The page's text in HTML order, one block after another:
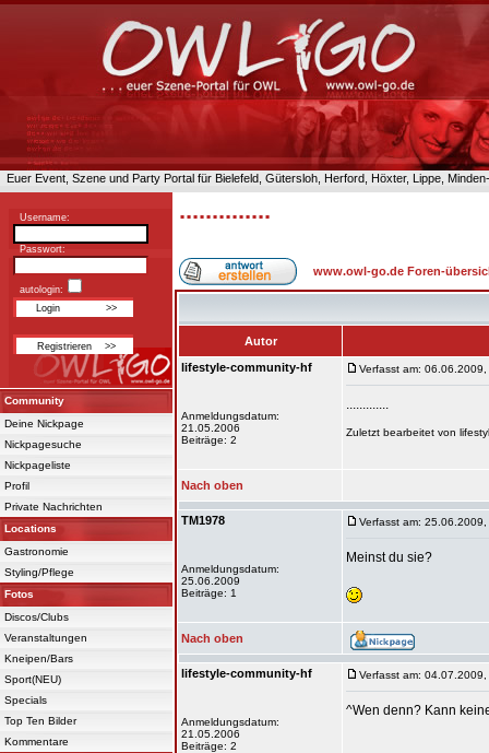
Euer Event, Szene und Party Portal für Bielefeld, Gütersloh, Herford, Höxter, Lippe,
Username:
Passwort:
autologin:
Community
Deine Nickpage
Nickpagesuche
Nickpageliste
Profil
Private Nachrichten
Locations
Gastronomie
Styling/Pflege
Fotos
Discos/Clubs
Veranstaltungen
Kneipen/Bars
Sport(NEU)
Specials
Top Ten Bilder
Kommentare
..............
www.owl-go.de Foren-
Autor
lifestyle-community-hf
Anmeldungsdatum:
21.05.2006
Beiträge: 2
Verfasst am:
.............
Zuletzt bearbeitet von
Nach oben
TM1978
Anmeldungsdatum:
25.06.2009
Beiträge: 1
Verfasst am:
Meinst du sie?
Nach oben
lifestyle-community-hf
Anmeldungsdatum:
21.05.2006
Beiträge: 2
Verfasst am:
^Wen denn? Kann